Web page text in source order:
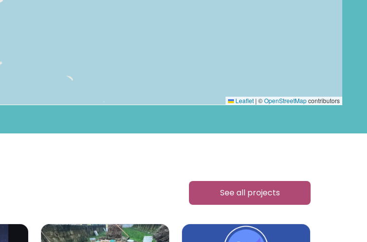
See all projects